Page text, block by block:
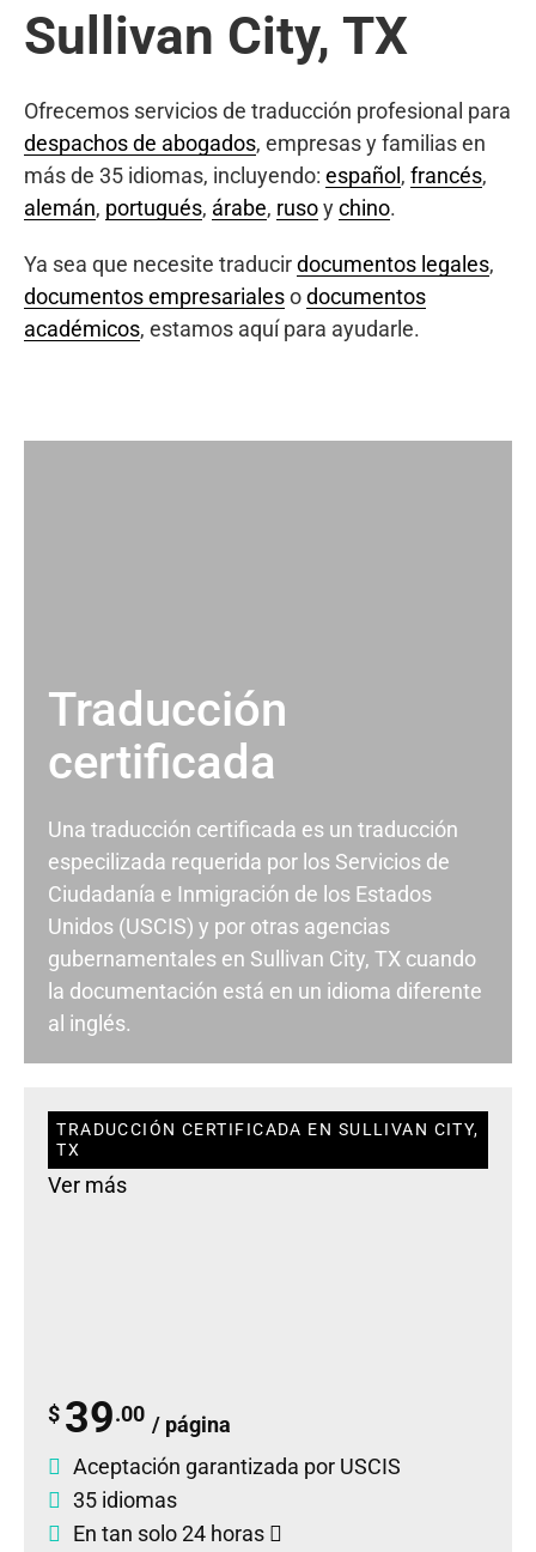
Sullivan City, TX
Ofrecemos servicios de traducción profesional para
despachos de abogados, empresas y familias en
más de 35 idiomas, incluyendo: español , francés,
alemán, portugués, árabe, rusoychino.
Ya sea que necesite traducirdocumentos legales,
documentos empresarialesodocumentos
académicos, estamos aquí para ayudarle.
Traducción
certificada
Una traducción certificada es un traducción
especilizada requerida por los Servicios de
Ciudadanía e Inmigración de los Estados
Unidos (USCIS) y por otras agencias
gubernamentales en Sullivan City, TX cuando
la documentación está en un idioma diferente
al inglés.
TRADUCCIÓN CERTIFICADA EN SULLIVAN CITY,
TX
Ver más
$ 39.00 / página
Aceptación garantizada por USCIS
35 idiomas
En tan solo 24 horas